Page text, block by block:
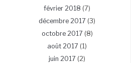
février 2018 (7)
décembre 2017 (3)
octobre 2017 (8)
août 2017 (1)
juin 2017 (2)